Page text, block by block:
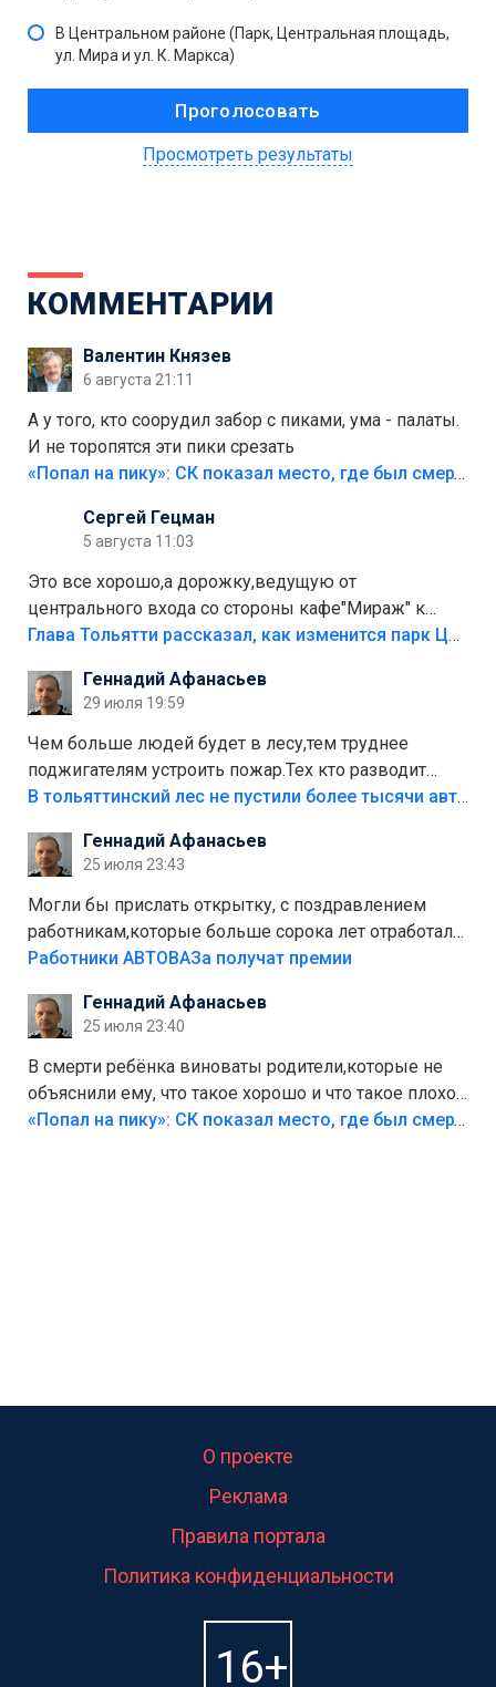
В Центральном районе (Парк, Центральная площадь,
ул. Мира и ул. К. Маркса)
Просмотреть результаты
КОММЕНТАРИИ
Валентин Князев
6 августа 21:11
А у того, кто соорудил забор с пиками, ума - палаты.
И не торопятся эти пики срезать
«Попал на пику»: СК показал место, где был смертельно травмирован ребенок в Тольятти
Сергей Гецман
5 августа 11:03
Это все хорошо,а дорожку,ведущую от
центрального входа со стороны кафе"Мираж" к
аттракционам слабо доделать?А то бордюры
лежала в парке и испортилась.Да еще,видимо,часть
украли.
Глава Тольятти рассказал, как изменится парк Центрального района
Геннадий Афанасьев
29 июля 19:59
Чем больше людей будет в лесу,тем труднее
поджигателям устроить пожар.Тех кто разводит
костры,тех надо безбожно штрафовать.Камер полно
Штрафы мизерные.
В тольяттинский лес не пустили более тысячи автомобилей
Геннадий Афанасьев
25 июля 23:43
Могли бы прислать открытку, с поздравлением
работникам,которые больше сорока лет отработали
на предприятии.
Работники АВТОВАЗа получат премии
Геннадий Афанасьев
25 июля 23:40
В смерти ребёнка виноваты родители,которые не
объяснили ему, что такое хорошо и что такое плохо!
Лезть через такой забор,верх безумия,есть же
«Попал на пику»: СК показал место, где был смертельно травмирован ребенок в Тольятти
О проекте
Реклама
Правила портала
Политика конфиденциальности